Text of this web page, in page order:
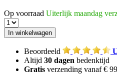
Op voorraad Uiterlijk maandag
Beoordeeld
Altijd 30 dagen bedenktijd
Gratis verzending vanaf €